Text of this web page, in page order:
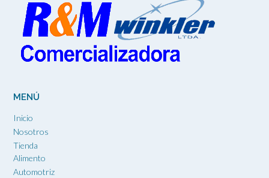
MENÚ
Inicio
Nosotros
Tienda
Alimento
Automotriz